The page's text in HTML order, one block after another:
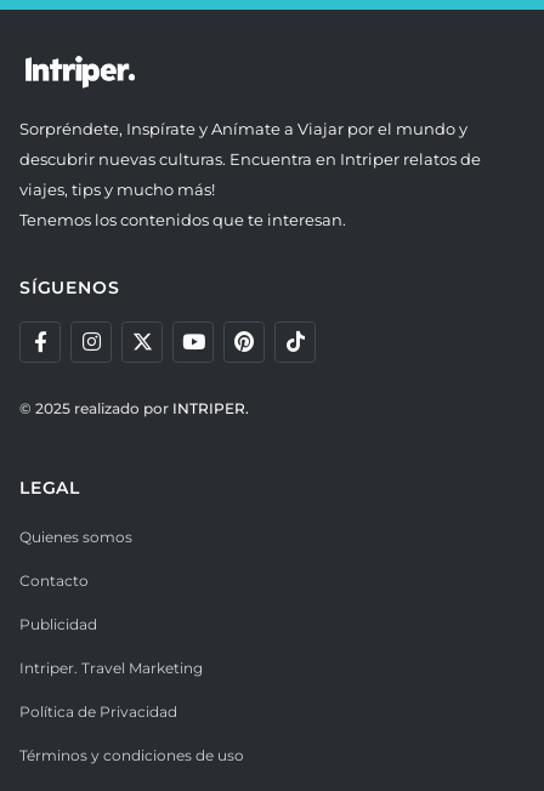
Sorpréndete, Inspírate y Anímate a Viajar por el mundo y
descubrir nuevas culturas. Encuentra en Intriper relatos de
viajes, tips y mucho más!
Tenemos los contenidos que te interesan.
SÍGUENOS
© 2025 realizado por INTRIPER.
LEGAL
Quienes somos
Contacto
Publicidad
Intriper. Travel Marketing
Política de Privacidad
Términos y condiciones de uso